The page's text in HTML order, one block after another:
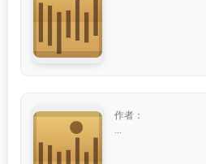
作者：